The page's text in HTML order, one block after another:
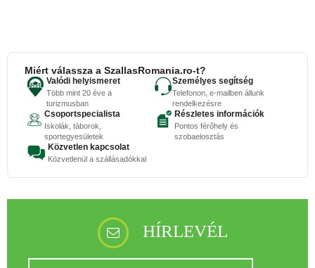
Miért válassza a SzallasRomania.ro-t?
Valódi helyismeret
Több mint 20 éve a
turizmusban
Személyes segítség
Telefonon, e-mailben állunk
rendelkezésre
Csoportspecialista
Iskolák, táborok,
sportegyesületek
Részletes információk
Pontos férőhely és
szobaelosztás
Közvetlen kapcsolat
Közvetlenül a szállásadókkal
HÍRLEVÉL